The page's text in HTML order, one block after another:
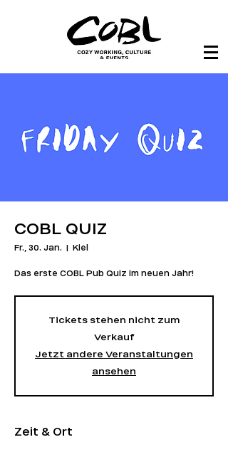
COBL QUIZ
Fr., 30. Jan.
  |
Kiel
Das erste COBL Pub Quiz im neuen Jahr!
Tickets stehen nicht zum
Verkauf
Jetzt andere Veranstaltungen
ansehen
Zeit & Ort